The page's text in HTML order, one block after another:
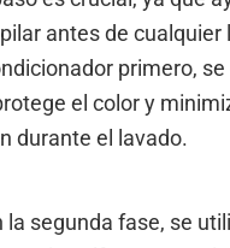
antes de cualquier
primero, se
el color y
durante el lavado.
la segunda fase, se